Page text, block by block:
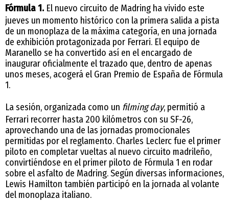
Fórmula 1. El nuevo circuito de Madring ha vivido este
jueves un momento histórico con la primera salida a pista
de un monoplaza de la máxima categoría, en una jornada
de exhibición protagonizada por Ferrari. El equipo de
Maranello se ha convertido así en el encargado de
inaugurar oficialmente el trazado que, dentro de apenas
unos meses, acogerá el Gran Premio de España de Fórmula
1.
La sesión, organizada como un filming day, permitió a
Ferrari recorrer hasta 200 kilómetros con su SF-26,
aprovechando una de las jornadas promocionales
permitidas por el reglamento. Charles Leclerc fue el primer
piloto en completar vueltas al nuevo circuito madrileño,
convirtiéndose en el primer piloto de Fórmula 1 en rodar
sobre el asfalto de Madring. Según diversas informaciones,
Lewis Hamilton también participó en la jornada al volante
del monoplaza italiano.